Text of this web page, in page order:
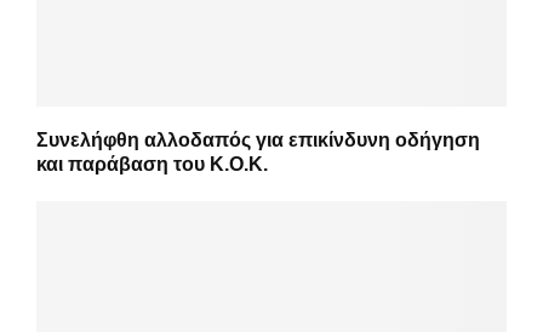
Συνελήφθη αλλοδαπός για επικίνδυνη οδήγηση
και παράβαση του Κ.Ο.Κ.